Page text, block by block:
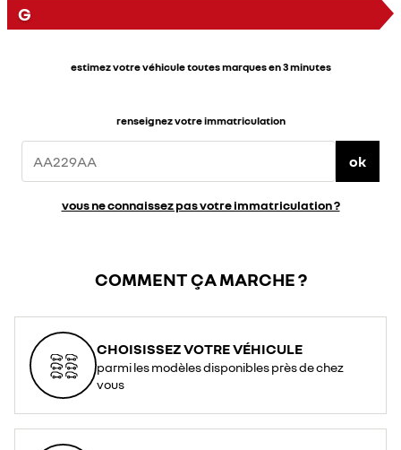
G
estimez votre véhicule toutes marques en 3 minutes
renseignez votre immatriculation
ok
vous ne connaissez pas votre immatriculation ?
COMMENT ÇA MARCHE ?
CHOISISSEZ VOTRE VÉHICULE
parmi les modèles disponibles près de chez
vous